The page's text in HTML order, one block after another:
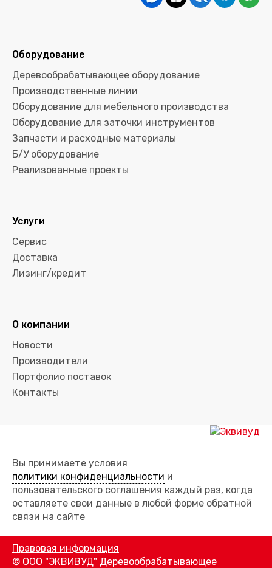
Оборудование
Деревообрабатывающее оборудование
Производственные линии
Оборудование для мебельного производства
Оборудование для заточки инструментов
Запчасти и расходные материалы
Б/У оборудование
Реализованные проекты
Услуги
Сервис
Доставка
Лизинг/кредит
О компании
Новости
Производители
Портфолио поставок
Контакты
Вы принимаете условия
политики конфиденциальности и
пользовательского соглашения каждый раз, когда
оставляете свои данные в любой форме обратной
связи на сайте
Правовая информация
© ООО "ЭКВИВУД" Деревообрабатывающее